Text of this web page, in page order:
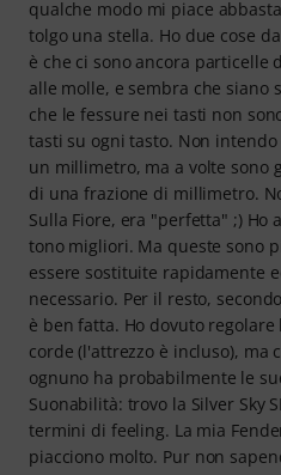
qualche modo mi piace
tolgo una stella. Ho due cose
è che ci sono ancora particelle
alle molle, e sembra che siano
che le fessure nei tasti non
tasti su ogni tasto. Non
un millimetro, ma a volte sono
di una frazione di millimetro.
Sulla Fiore, era "perfetta" ;) Ho
tono migliori. Ma queste sono
essere sostituite rapidamente
necessario. Per il resto,
è ben fatta. Ho dovuto
corde (l'attrezzo è incluso), ma
ognuno ha probabilmente le
Suonabilità: trovo la Silver Sky
termini di feeling. La mia
piacciono molto. Pur non